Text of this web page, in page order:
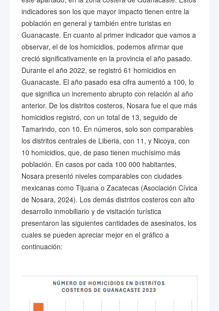
indicadores son los que mayor impacto tienen entre la
población en general y también entre turistas en
Guanacaste. En cuanto al primer indicador que vamos a
observar, el de los homicidios, podemos afirmar que
creció significativamente en la provincia el año pasado.
Durante el año 2022, se registró 61 homicidios en
Guanacaste. El año pasado esa cifra aumentó a 100, lo
que significa un incremento abrupto con relación al año
anterior. De los distritos costeros, Nosara fue el que más
homicidios registró, con un total de 13, seguido de
Tamarindo, con 10. En números, solo son comparables
los distritos centrales de Liberia, con 11, y Nicoya, con
10 homicidios, que, de paso tienen muchísimo más
población. En casos por cada 100 000 habitantes,
Nosara presentó niveles comparables con ciudades
mexicanas como Tijuana o Zacatecas (Asociación Cívica
de Nosara, 2024). Los demás distritos costeros con alto
desarrollo inmobiliario y de visitación turística
presentaron las siguientes cantidades de asesinatos, los
cuales se pueden apreciar mejor en el gráfico a
continuación: